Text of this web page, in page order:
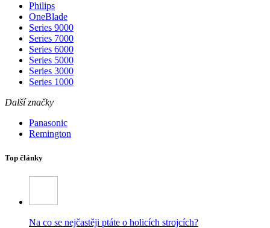
Philips
OneBlade
Series 9000
Series 7000
Series 6000
Series 5000
Series 3000
Series 1000
Další značky
Panasonic
Remington
Top články
Na co se nejčastěji ptáte o holicích strojcích?